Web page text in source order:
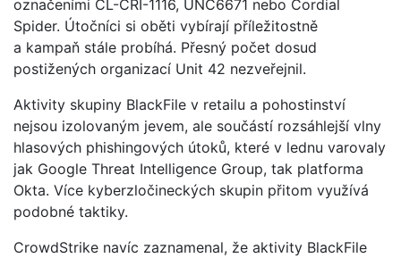
označeními CL-CRI-1116, UNC6671 nebo Cordial
Spider. Útočníci si oběti vybírají příležitostně
a kampaň stále probíhá. Přesný počet dosud
postižených organizací Unit 42 nezveřejnil.
Aktivity skupiny BlackFile v retailu a pohostinství
nejsou izolovaným jevem, ale součástí rozsáhlejší vlny
hlasových phishingových útoků, které v lednu varovaly
jak Google Threat Intelligence Group, tak platforma
Okta. Více kyberzločineckých skupin přitom využívá
podobné taktiky.
CrowdStrike navíc zaznamenal, že aktivity BlackFile